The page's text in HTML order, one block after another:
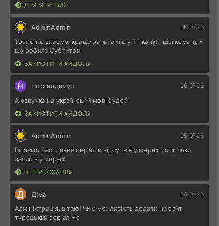
ДІМ МЕРТВИХ
AdminAdmin 06.07.26
Точно не знаємо, краще запитайте у ТГ каналі цієї команди
що робила Субтитри
ЗАХИСТИТИ АЙДОЛА
Н Ностардамус 06.07.26
А озвучка на українській мові буде?
ЗАХИСТИТИ АЙДОЛА
AdminAdmin 05.07.26
Вітаємо Вас, даний серіал є відсутній у мережі, оскільки
записів у мережі
ВІТЕР КОХАННЯ
Д Діма 04.07.26
Адміністрація, вітаю! Чи є можливість додати на сайт
турецький серіал Не